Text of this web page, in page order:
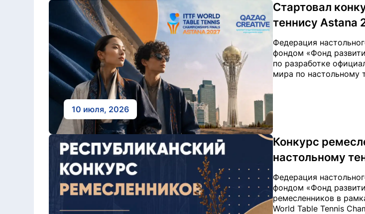
10 июля, 2026
Стартовал
теннису Astana
Федерация
фондом «Фонд
по разработке
мира по настольному
Конкурс
настольному
Федерация
фондом «Фонд
ремесленников в
World Table Tennis